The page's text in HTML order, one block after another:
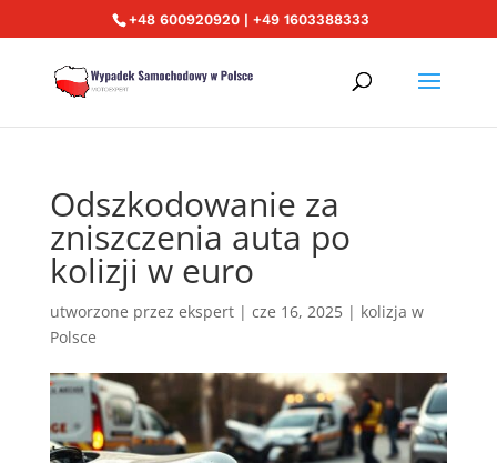
+48 600920920 | +49 1603388333
Odszkodowanie za
zniszczenia auta po
kolizji w euro
utworzone przez ekspert| cze 16, 2025| kolizja w
Polsce